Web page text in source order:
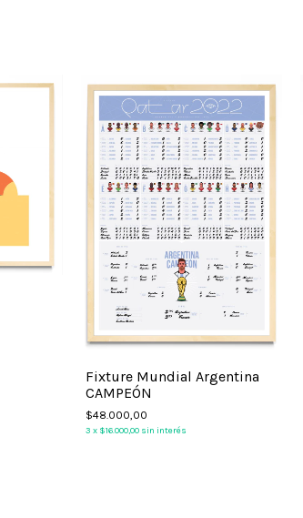
Fixture Mundial Argentina
CAMPEÓN
$48.000,00
3 x $16.000,00 sin interés